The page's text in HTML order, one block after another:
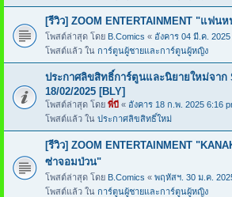
[รีวิว] ZOOM ENTERTAINMENT "แฟน
โพสต์ล่าสุด โดย B.Comics « อังคาร 04 มี.ค. 2025
โพสต์แล้ว ใน การ์ตูนผู้ชายและการ์ตูนผู้หญิง
ประกาศลิขสิทธิ์การ์ตูนและนิยายใหม่จาก
18/02/2025 [BLY]
โพสต์ล่าสุด โดย พี่บี « อังคาร 18 ก.พ. 2025 6:16
โพสต์แล้ว ใน ประกาศลิขสิทธิ์ใหม่
[รีวิว] ZOOM ENTERTAINMENT
ซ่าจอมป่วน"
โพสต์ล่าสุด โดย B.Comics « พฤหัสฯ. 30 ม.ค.
โพสต์แล้ว ใน การ์ตูนผู้ชายและการ์ตูนผู้หญิง